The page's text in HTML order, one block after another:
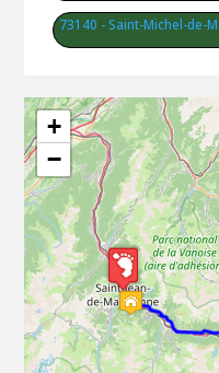
73140 - Saint-Michel-de-
+
−